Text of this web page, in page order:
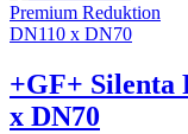
+GF+ Silenta
x DN70